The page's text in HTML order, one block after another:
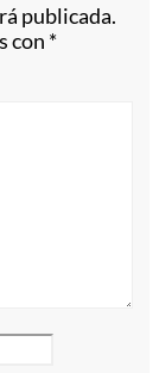
publicada.
con *